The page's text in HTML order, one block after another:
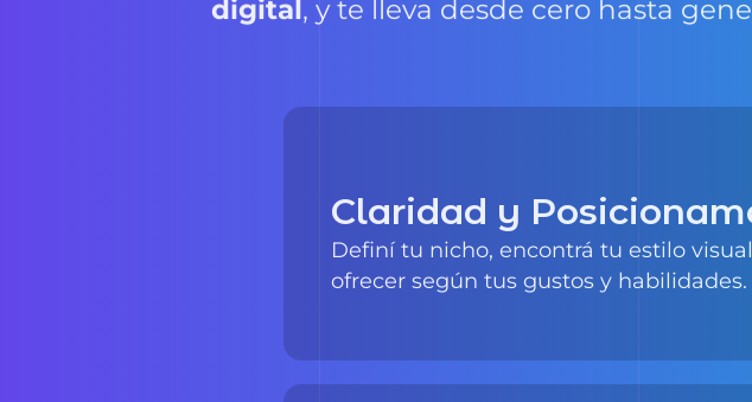
Método CANVA™combinaCanva +
Definí tu nicho, encontrá tu estilo
ofrecer según tus gustos y habilidades.